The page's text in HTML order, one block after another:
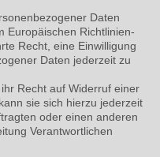
Daten
Europäischen Richtlinien-
Recht, eine Einwilligung
Daten jederzeit zu
Recht auf Widerruf einer
sie sich hierzu jederzeit
oder einen anderen
Verantwortlichen